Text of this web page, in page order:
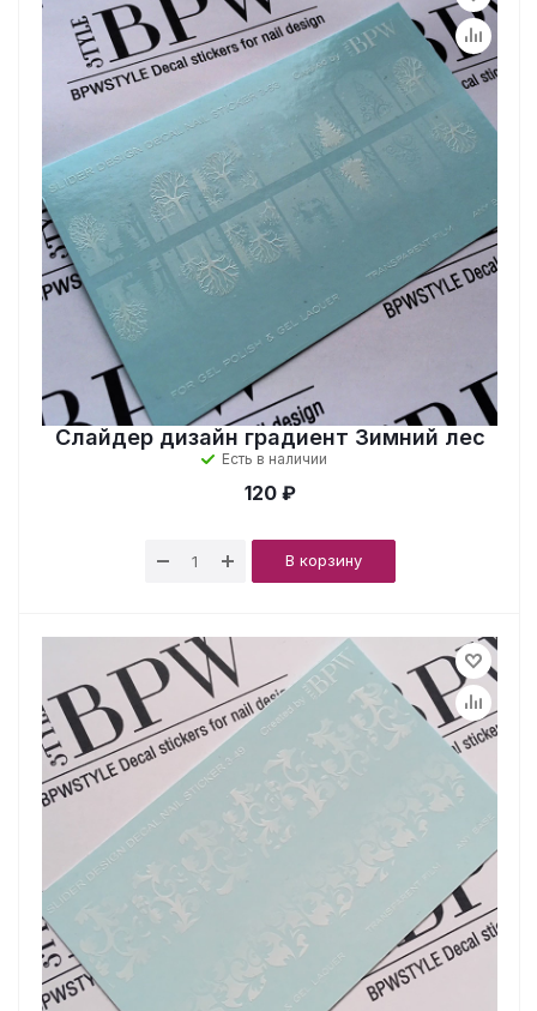
Слайдер дизайн градиент Зимний лес
Есть в наличии
120 ₽
В корзину